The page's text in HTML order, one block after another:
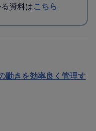
資料はこちら
動きを効率良く管理す